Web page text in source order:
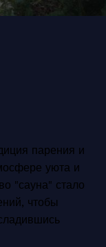
парения и
уюта и
"сауна" стало
чтобы